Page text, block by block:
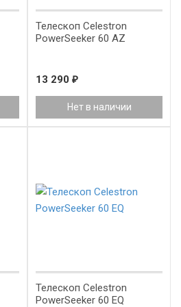
Телескоп Celestron
PowerSeeker 60 AZ
13 290 ₽
Нет в наличии
Телескоп Celestron
PowerSeeker 60 EQ